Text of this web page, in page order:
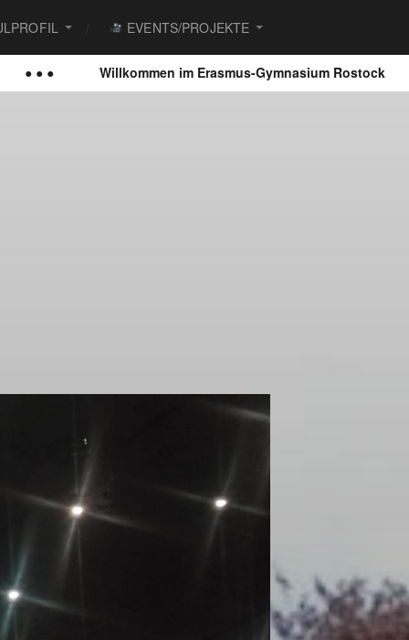
EVENTS/PROJEKTE
Willkommen im Erasmus-Gymnasium Rostock ● ● ●